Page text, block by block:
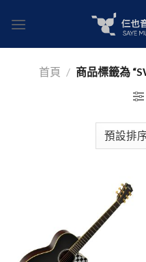
首頁 / 商品標籤為